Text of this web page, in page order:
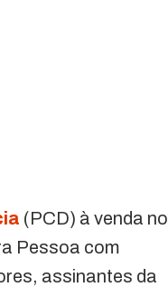
(PCD) à venda no
Pessoa com
assinantes da